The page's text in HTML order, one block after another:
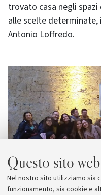
Questo sito
Nel nostro sito utilizziamo sia
funzionamento, sia cookie e
trovato casa negli spazi
alle scelte determinate,
Antonio Loffredo.